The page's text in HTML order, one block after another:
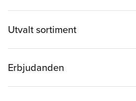
Utvalt sortiment
Erbjudanden